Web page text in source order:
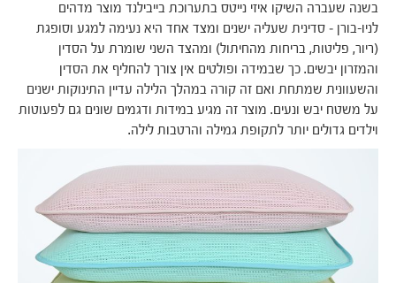
בשנה שעברה השיקו איזי נייטס בתערוכת בייבילנד מוצר מדהים
לניו-בורן – סדינית שעליה ישנים ומצד אחד היא נעימה למגע וסופגת
(ריור, פליטות, בריחות מהחיתול) ומהצד השני שומרת על הסדין
והמזרון יבשים. כך שבמידה ופולטים אין צורך להחליף את הסדין
והשעוונית שמתחת ואם זה קורה במהלך הלילה עדיין התינוקות ישנים
על משטח יבש ונעים. מוצר זה מגיע במידות ודגמים שונים גם לפעוטות
וילדים גדולים יותר לתקופת גמילה והרטבות לילה.